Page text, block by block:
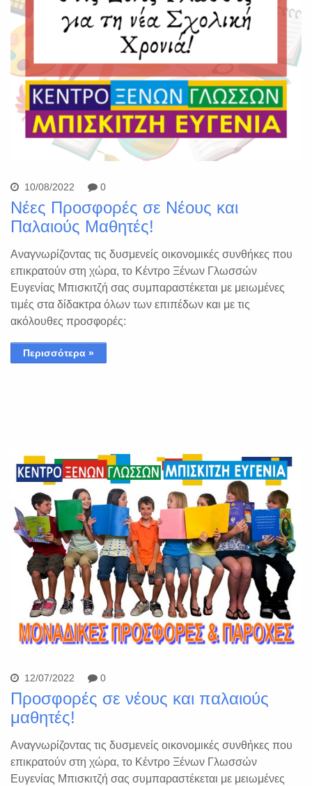
10/08/2022 0
Νέες Προσφορές σε Νέους και
Παλαιούς Μαθητές!
Αναγνωρίζοντας τις δυσμενείς οικονομικές συνθήκες που
επικρατούν στη χώρα, το Κέντρο Ξένων Γλωσσών
Ευγενίας Μπισκιτζή σας συμπαραστέκεται με μειωμένες
τιμές στα δίδακτρα όλων των επιπέδων και με τις
ακόλουθες προσφορές:
Περισσότερα »
12/07/2022 0
Προσφορές σε νέους και παλαιούς
μαθητές!
Αναγνωρίζοντας τις δυσμενείς οικονομικές συνθήκες που
επικρατούν στη χώρα, το Κέντρο Ξένων Γλωσσών
Ευγενίας Μπισκιτζή σας συμπαραστέκεται με μειωμένες